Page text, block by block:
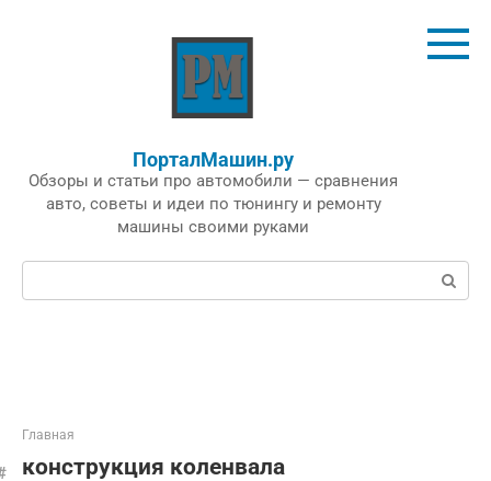
ПорталМашин.ру
Обзоры и статьи про автомобили — сравнения
авто, советы и идеи по тюнингу и ремонту
машины своими руками
Поиск:
Главная
конструкция коленвала